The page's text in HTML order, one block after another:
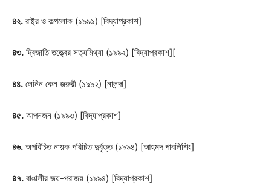
৪২. রাষ্ট্র ও কল্পলোক (১৯৯১) [বিদ্যাপ্রকাশ]
৪৩. দ্বিজাতি তত্ত্বের সত্যমিথ্যা (১৯৯২) [বিদ্যাপ্রকাশ][
৪৪. লেনিন কেন জরুরী (১৯৯২) [নালন্দা]
৪৫. আপনজন (১৯৯৩) [বিদ্যাপ্রকাশ]
৪৬. অপরিচিত নায়ক পরিচিত দুর্বৃত্ত (১৯৯৪) [আহমদ পাবলিশিং]
৪৭. বাঙালীর জয়-পরাজয় (১৯৯৪) [বিদ্যাপ্রকাশ]